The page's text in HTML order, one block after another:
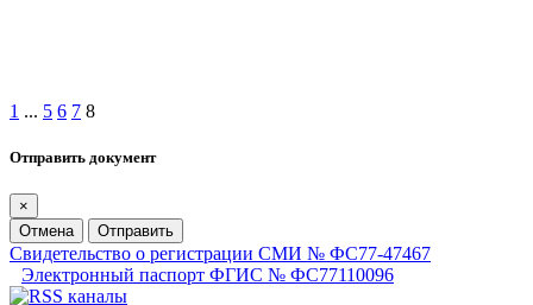
1 ... 5 6 7 8
Отправить документ
×
Отмена
Отправить
Свидетельство о регистрации СМИ № ФС77-47467
Электронный паспорт ФГИС № ФС77110096